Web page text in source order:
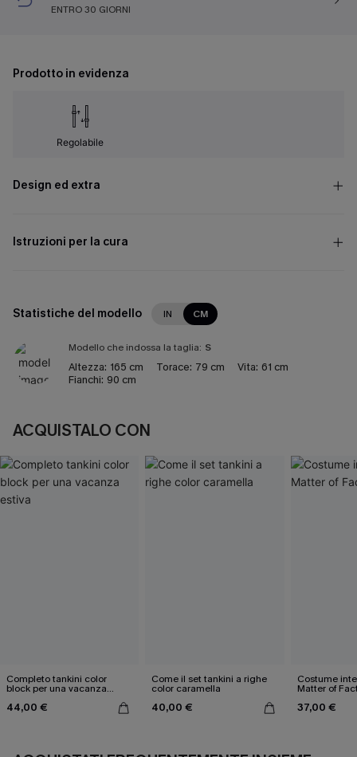
ENTRO 30 GIORNI
Prodotto in evidenza
Regolabile
Design ed extra
Istruzioni per la cura
Statistiche del modello IN CM
Modello che indossa la taglia: S
Altezza: 165 cm Torace: 79 cm Vita: 61 cm
Fianchi: 90 cm
ACQUISTALO CON
Completo tankini color
block per una vacanza
44,00 €
Come il set tankini a righe
color caramella
40,00 €
Costume
Matter of
37,00 €